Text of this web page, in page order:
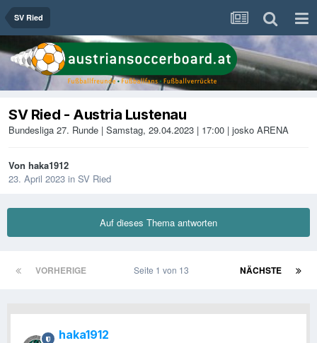
SV Ried
SV Ried - Austria Lustenau
Bundesliga 27. Runde | Samstag, 29.04.2023 | 17:00 | josko ARENA
Von haka1912
23. April 2023 in SV Ried
Auf dieses Thema antworten
VORHERIGE NÄCHSTE
Seite 1 von 13
haka1912